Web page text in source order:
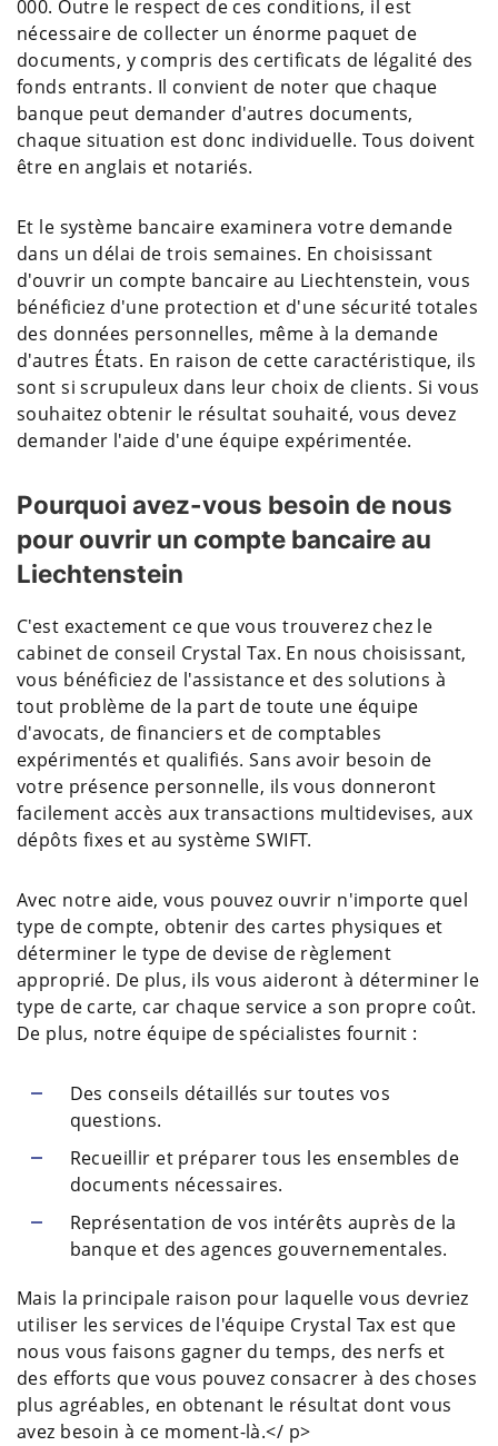
000. Outre le respect de ces conditions, il est
nécessaire de collecter un énorme paquet de
documents, y compris des certificats de légalité des
fonds entrants. Il convient de noter que chaque
banque peut demander d'autres documents,
chaque situation est donc individuelle. Tous doivent
être en anglais et notariés.
Et le système bancaire examinera votre demande
dans un délai de trois semaines. En choisissant
d'ouvrir un compte bancaire au Liechtenstein, vous
bénéficiez d'une protection et d'une sécurité totales
des données personnelles, même à la demande
d'autres États. En raison de cette caractéristique, ils
sont si scrupuleux dans leur choix de clients. Si vous
souhaitez obtenir le résultat souhaité, vous devez
demander l'aide d'une équipe expérimentée.
Pourquoi avez-vous besoin de nous
pour ouvrir un compte bancaire au
Liechtenstein
C'est exactement ce que vous trouverez chez le
cabinet de conseil Crystal Tax. En nous choisissant,
vous bénéficiez de l'assistance et des solutions à
tout problème de la part de toute une équipe
d'avocats, de financiers et de comptables
expérimentés et qualifiés. Sans avoir besoin de
votre présence personnelle, ils vous donneront
facilement accès aux transactions multidevises, aux
dépôts fixes et au système SWIFT.
Avec notre aide, vous pouvez ouvrir n'importe quel
type de compte, obtenir des cartes physiques et
déterminer le type de devise de règlement
approprié. De plus, ils vous aideront à déterminer le
type de carte, car chaque service a son propre coût.
De plus, notre équipe de spécialistes fournit :
Des conseils détaillés sur toutes vos
questions.
Recueillir et préparer tous les ensembles de
documents nécessaires.
Représentation de vos intérêts auprès de la
banque et des agences gouvernementales.
Mais la principale raison pour laquelle vous devriez
utiliser les services de l'équipe Crystal Tax est que
nous vous faisons gagner du temps, des nerfs et
des efforts que vous pouvez consacrer à des choses
plus agréables, en obtenant le résultat dont vous
avez besoin à ce moment-là.</ p>